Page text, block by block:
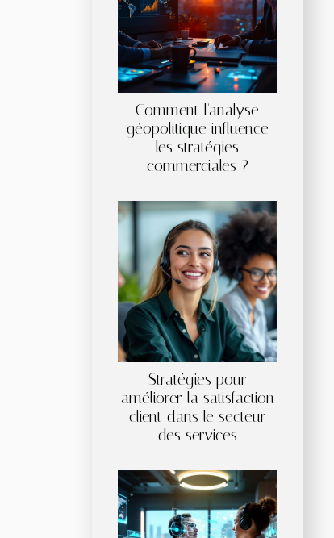
Comment l'analyse
géopolitique influence
les stratégies
commerciales ?
Stratégies pour
améliorer la satisfaction
client dans le secteur
des services